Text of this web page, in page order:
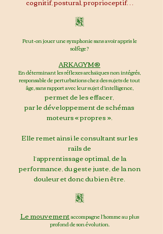
K
Peut-on jouer une symphonie sans avoir appris le
solfège ?
ARKAGYM®
En déterminant les réflexes archaïques non intégrés,
responsable de perturbations chez des sujets de tout
âge,sans rapport avec leur sujet d’intelligence,
permet de les effacer,
par le développement de schémas
moteurs « propres ».
Elle remet ainsi le consultant sur les
rails de
l’apprentissage optimal,de la
performance, du geste juste,de la non
douleur et donc du bien être.
K
Le mouvementaccompagne l’homme au plus
profond de son évolution.